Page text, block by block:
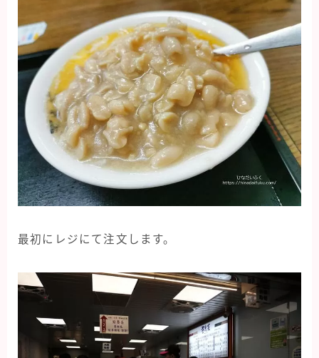
最初にレジにて注文します。